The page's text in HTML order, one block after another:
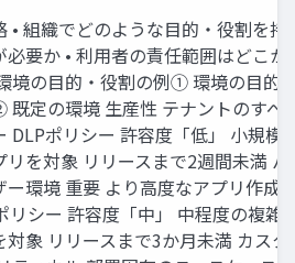
• 組織でどのような目的・役割を持
必要か • 利用者の責任範囲はどこか
境の目的・役割の例① 環境の目的
定の環境 生産性 テナントのすべ
DLPポリシー 許容度「低」 小規模
リを対象 リリースまで2週間未満 パ
ー環境 重要 より高度なアプリ作成
リシー 許容度「中」 中程度の複雑
対象 リリースまで3か月未満 カスタ